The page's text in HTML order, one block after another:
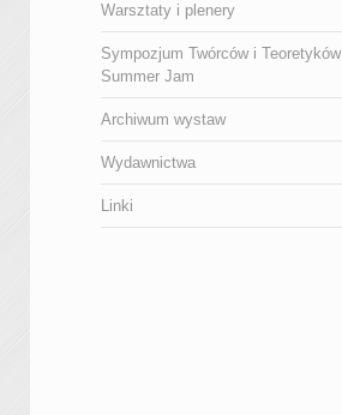
Warsztaty i plenery
Sympozjum Twórców i Teoretyków
Summer Jam
Archiwum wystaw
Wydawnictwa
Linki